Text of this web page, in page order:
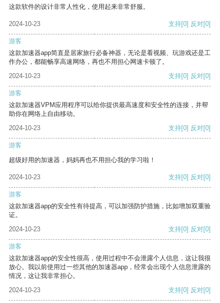
这款软件的设计非常人性化，使用起来非常舒服。
2024-10-23 支持[0] 反对[0]
游客
这款加速器app简直是居家旅行必备神器，无论是看视频、玩游戏还是工
作办公，都能畅享高速网络，再也不用担心网速卡顿了。
2024-10-23
支持[0] 反对[0]
游客
这款加速器VPM应用程序可以给你提供最高速度和安全性的连接，并帮
助你在网络上自由移动。
2024-10-23
支持[0] 反对[0]
游客
超级好用的加速器，妈妈再也不用担心我的学习啦！
2024-10-23 支持[0] 反对[0]
游客
这款加速器app的安全性有待提高，可以加强防护措施，比如增加双重验
证。
2024-10-23
支持[0] 反对[0]
游客
这款加速器app的安全性很高，使用过程中不会泄露个人信息，这让我很
放心。我以前使用过一些其他的加速器app，经常会出现个人信息泄露的
情况，这让我非常担心。
2024-10-23
支持[0] 反对[0]